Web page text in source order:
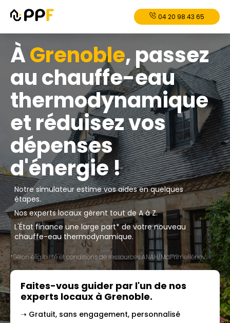
04 20 98 43 65
ÀGrenoble, passez
au chauffe-eau
thermodynamique
et réduisez vos
dépenses
d'énergie !
Notre simulateur estime vos aides en quelques
étapes.
Nos experts locaux gèrent tout de A à Z.
L'État finance une large part* de votre nouveau
chauffe-eau thermodynamique.
*Selon éligibilité et conditions de ressources ANAH/MaPrimeRénov'.
Faites-vous guider par l'un de nos
experts locaux à Grenoble.
➝ Gratuit, sans engagement, personnalisé